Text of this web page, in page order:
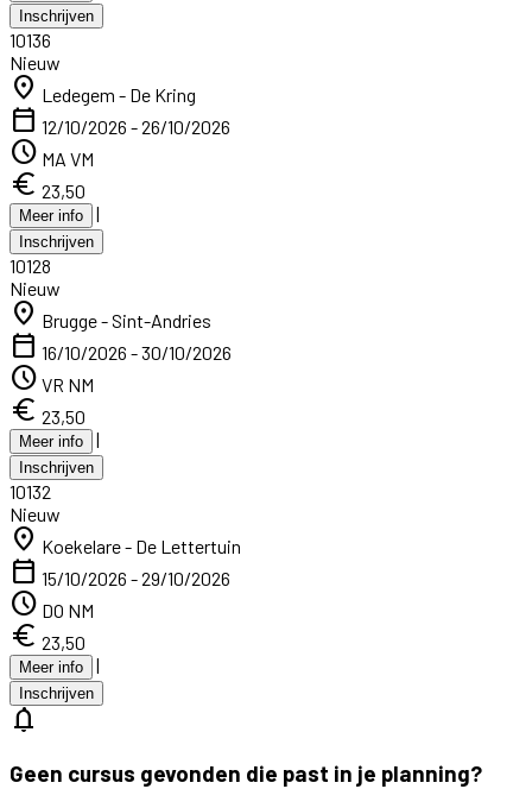
Inschrijven
10136
Nieuw
location_on Ledegem - De Kring
calendar_today 12/10/2026 - 26/10/2026
schedule MA VM
euro 23,50
Meer info |
Inschrijven
10128
Nieuw
location_on Brugge - Sint-Andries
calendar_today 16/10/2026 - 30/10/2026
schedule VR NM
euro 23,50
Meer info |
Inschrijven
10132
Nieuw
location_on Koekelare - De Lettertuin
calendar_today 15/10/2026 - 29/10/2026
schedule DO NM
euro 23,50
Meer info |
Inschrijven
notifications
Geen cursus gevonden die past in je planning?